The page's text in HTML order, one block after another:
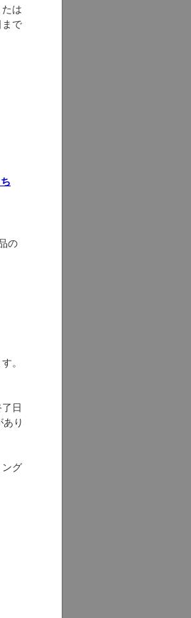
は
で
の
。
日
り
グ